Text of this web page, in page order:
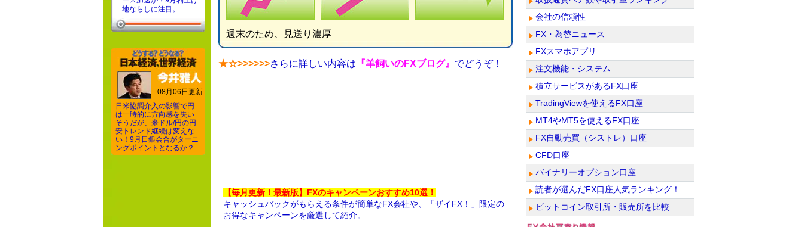
週末のため、見送り濃厚
★☆>>>>>>さらに詳しい内容は 『羊飼いのFXブログ』 でどうぞ！
【毎月更新！最新版】FXのキャンペーンおすすめ10選！
キャッシュバックがもらえる条件が簡単なFX会社や、「ザイFX！」限定の
お得なキャンペーンを厳選して紹介。
会社の信頼性
FX・為替ニュース
FXスマホアプリ
注文機能・システム
積立サービスがあるFX口座
TradingViewを使えるFX口座
MT4やMT5を使えるFX口座
FX自動売買（シストレ）口座
CFD口座
バイナリーオプション口座
読者が選んだFX口座人気ランキング！
ビットコイン取引所・販売所を比較
地ならしに注目。
08月06日更新
日米協調介入の影響で円
は一時的に方向感を失い
そうだが、米ドル/円の円
安トレンド継続は変えな
い！9月日銀会合がターニ
ングポイントとなるか？